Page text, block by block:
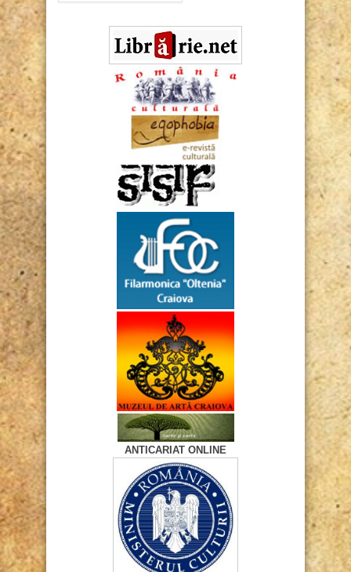
ANTICARIAT ONLINE